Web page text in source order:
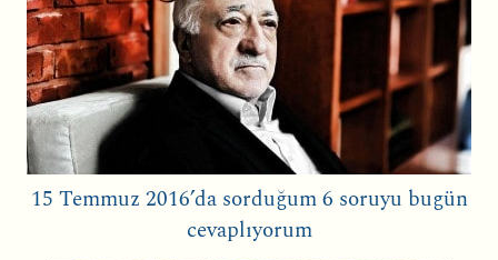
15 Temmuz 2016’da sorduğum 6 soruyu bugün
cevaplıyorum